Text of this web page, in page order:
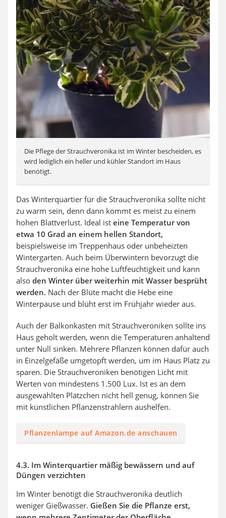
Die Pflege der Strauchveronika ist im Winter bescheiden, es
wird lediglich ein heller und kühler Standort im Haus
benötigt.
Das Winterquartier für die Strauchveronika sollte nicht
zu warm sein, denn dann kommt es meist zu einem
hohen Blattverlust. Ideal ist eine Temperatur von
etwa 10 Grad an einem hellen Standort,
beispielsweise im Treppenhaus oder unbeheizten
Wintergarten. Auch beim Überwintern bevorzugt die
Strauchveronika eine hohe Luftfeuchtigkeit und kann
also den Winter über weiterhin mit Wasser besprüht
werden. Nach der Blüte macht die Hebe eine
Winterpause und blüht erst im Frühjahr wieder aus.
Auch der Balkonkasten mit Strauchveroniken sollte ins
Haus geholt werden, wenn die Temperaturen anhaltend
unter Null sinken. Mehrere Pflanzen können dafür auch
in Einzelgefäße umgetopft werden, um im Haus Platz zu
sparen. Die Strauchveroniken benötigen Licht mit
Werten von mindestens 1.500 Lux. Ist es an dem
ausgewählten Plätzchen nicht hell genug, können Sie
mit künstlichen Pflanzenstrahlern aushelfen.
Pflanzenlampe auf Amazon.de anschauen
4.3. Im Winterquartier mäßig bewässern und auf
Düngen verzichten
Im Winter benötigt die Strauchveronika deutlich
weniger Gießwasser. Gießen Sie die Pflanze erst,